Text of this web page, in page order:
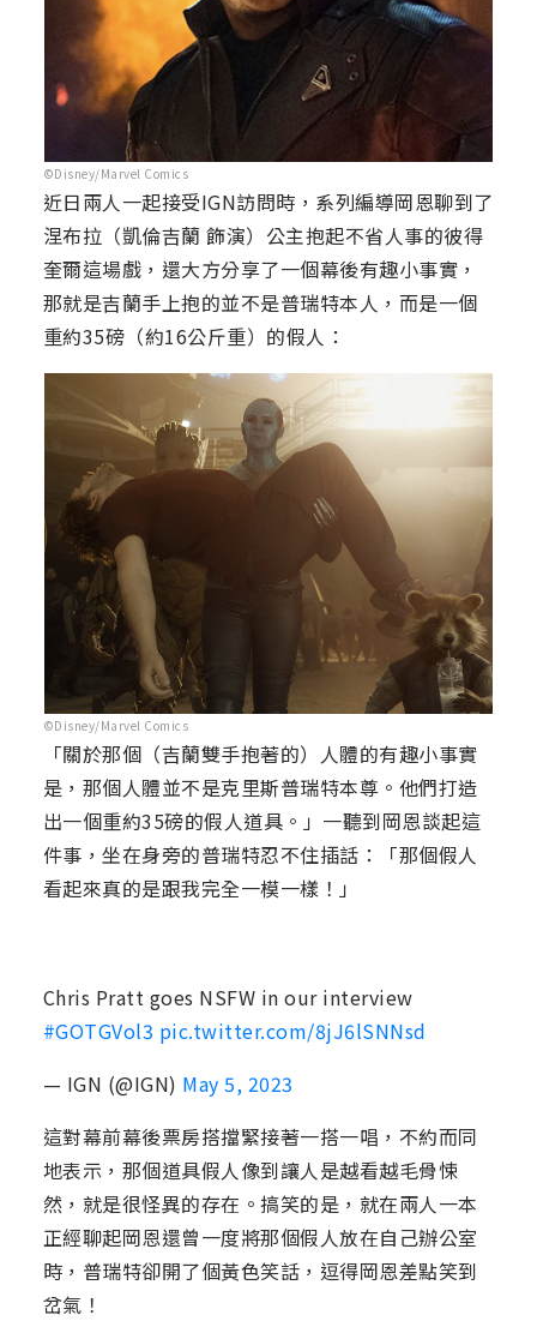
©Disney/Marvel Comics
近日兩人一起接受IGN訪問時，系列編導岡恩聊到了
涅布拉（凱倫吉蘭 飾演）公主抱起不省人事的彼得
奎爾這場戲，還大方分享了一個幕後有趣小事實，
那就是吉蘭手上抱的並不是普瑞特本人，而是一個
重約35磅（約16公斤重）的假人：
©Disney/Marvel Comics
「關於那個（吉蘭雙手抱著的）人體的有趣小事實
是，那個人體並不是克里斯普瑞特本尊。他們打造
出一個重約35磅的假人道具。」一聽到岡恩談起這
件事，坐在身旁的普瑞特忍不住插話：「那個假人
看起來真的是跟我完全一模一樣！」
Chris Pratt goes NSFW in our interview
#GOTGVol3 pic.twitter.com/8jJ6lSNNsd
— IGN (@IGN) May 5, 2023
這對幕前幕後票房搭擋緊接著一搭一唱，不約而同
地表示，那個道具假人像到讓人是越看越毛骨悚
然，就是很怪異的存在。搞笑的是，就在兩人一本
正經聊起岡恩還曾一度將那個假人放在自己辦公室
時，普瑞特卻開了個黃色笑話，逗得岡恩差點笑到
岔氣！